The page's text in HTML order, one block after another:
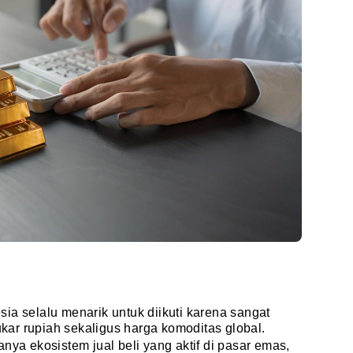
selalu menarik untuk diikuti karena sangat
rupiah sekaligus harga komoditas global.
ekosistem jual beli yang aktif di pasar emas,